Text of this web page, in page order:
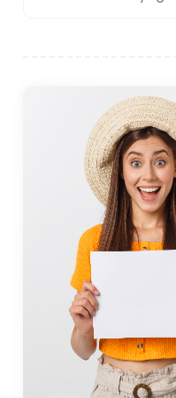
récupérés lors
Le château offre une
la ville environnante.
Un autre site
mausolée
du monde antique.
structure d'origine ait
tremblements de
archéologique
voir les vestiges de
construite pour le roi
notre ère.